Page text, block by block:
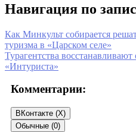
Навигация по
Как Минкульт собирается
туризма в «Царском селе»
Турагентства
«Интуриста»
Комментарии:
ВКонтакте (X)
Обычные (0)